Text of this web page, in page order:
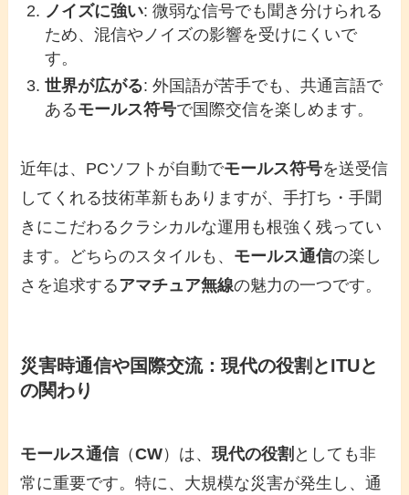
ノイズに強い: 微弱な信号でも聞き分けられる
ため、混信やノイズの影響を受けにくいで
す。
世界が広がる: 外国語が苦手でも、共通言語で
あるモールス符号で国際交信を楽しめます。
近年は、PCソフトが自動でモールス符号を送受信
してくれる技術革新もありますが、手打ち・手聞
きにこだわるクラシカルな運用も根強く残ってい
ます。どちらのスタイルも、 モールス通信の楽し
さを追求するアマチュア無線の魅力の一つです。
災害時通信や国際交流：現代の役割 とITUと
の関わり
モールス通信（CW）は、現代の役割 としても非
常に重要です。特に、大規模な災害が発生し、通